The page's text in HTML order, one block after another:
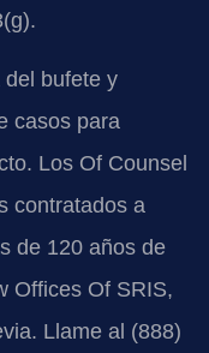
del bufete y
casos para
Los Of Counsel
contratados a
de 120 años de
Offices Of SRIS,
Llame al (888)